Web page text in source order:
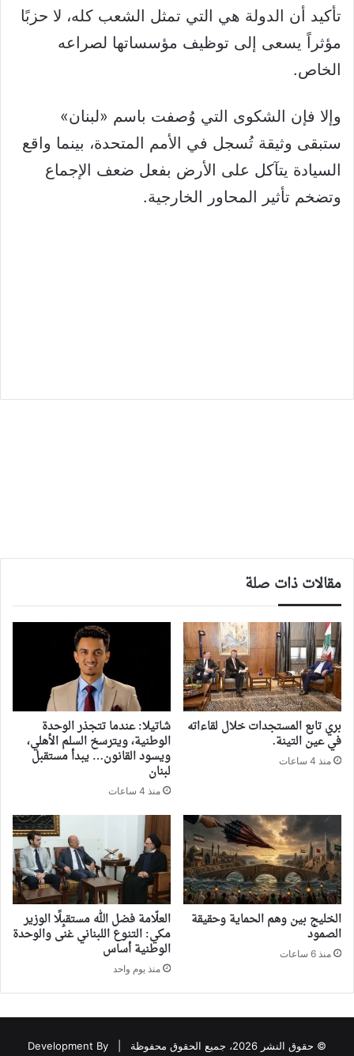
تأكيد أن الدولة هي التي تمثل الشعب كله، لا حزبًا
مؤثراً يسعى إلى توظيف مؤسساتها لصراعه
الخاص.
‏وإلا فإن الشكوى التي وُصفت باسم «لبنان»
ستبقى وثيقة تُسجل في الأمم المتحدة، بينما واقع
السيادة يتآكل على الأرض بفعل ضعف الإجماع
وتضخم تأثير المحاور الخارجية.
مقالات ذات صلة
بري تابع المستجدات خلال لقاءاته
في عين التينة.
منذ 4 ساعات
شاتيلا: عندما تتجذر الوحدة
الوطنية، ويترسخ السلم الأهلي،
ويسود القانون… يبدأ مستقبل
لبنان
منذ 4 ساعات
‏الخليج بين وهم الحماية وحقيقة
الصمود
منذ 6 ساعات
العلّامة فضل الله مستقبِلًا الوزير
مكي: التنوع اللبناني غنى والوحدة
الوطنية أساس
منذ يوم واحد
© حقوق النشر 2026، جميع الحقوق محفوظة | Development By